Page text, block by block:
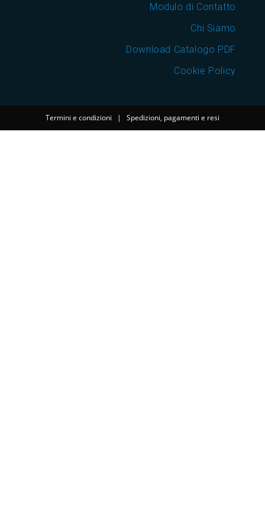
Modulo di Contatto
Chi Siamo
Download Catalogo PDF
Cookie Policy
Termini e condizioni | Spedizioni, pagamenti e resi